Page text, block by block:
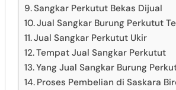
Sangkar Perkutut Bekas Dijual
Jual Sangkar Burung Perkutut
Jual Sangkar Perkutut Ukir
Tempat Jual Sangkar Perkutut
Yang Jual Sangkar Burung
Proses Pembelian di Saskara